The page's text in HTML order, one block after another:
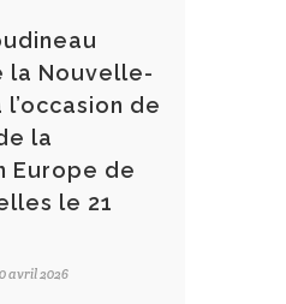
la Nouvelle-
de
la
Europe de
le 21
avril 2026